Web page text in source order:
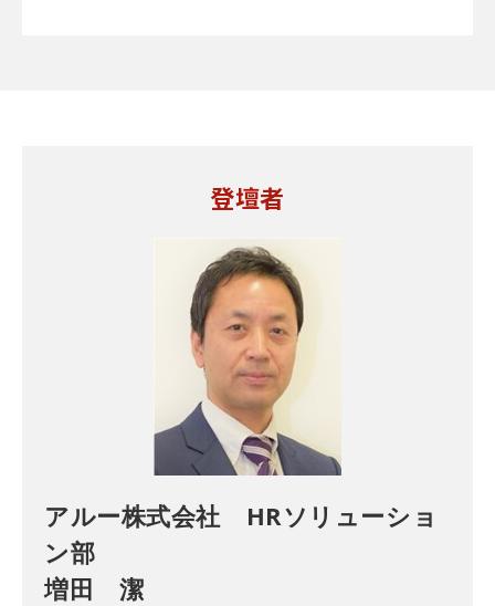
登壇者
アルー株式会社 HRソリューショ
ン部
増田 潔